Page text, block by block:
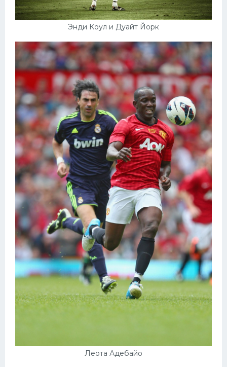
Энди Коул и Дуайт Йорк
Леота Адебайо